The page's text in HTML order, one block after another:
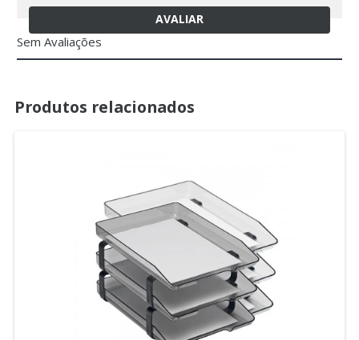
AVALIAR
Sem Avaliações
Produtos relacionados